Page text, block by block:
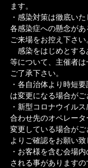
ます。
・感染対策は徹底い
各感染症への懸念が
ご来場をお控え下さい
感染をはじめとする
等について、主催者
ご了承下さい。
・各自治体より時短
は変更になる場合がご
・新型コロナウイル
合わせ先のオペレー
変更している場合が
よりご確認をお願い致
・お客様を含む会場
される事がありますの